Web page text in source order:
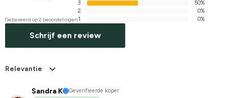
Gebaseerd op 2 beoordelingen
3
50%
2
0%
1
0%
Schrijf een review
Relevantie
Sandra K
Geverifieerde koper